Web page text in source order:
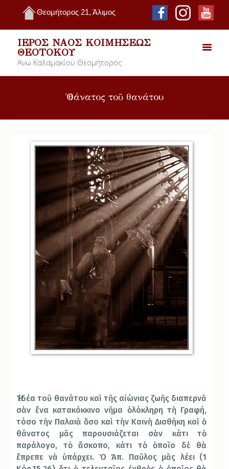
Θεομήτορος 21, Άλιμος
ΙΕΡΌΣ ΝΑΌΣ ΚΟΙΜΉΣΕΩΣ
ΘΕΟΤΌΚΟΥ
Άνω Καλαμακίου Θεομήτορος
Ὁ θάνατος τοῦ θανάτου
Ἡ ἰδέα τοῦ θανάτου καὶ τῆς αἰώνιας ζωῆς διαπερνᾶ
σὰν ἕνα κατακόκκινο νῆμα ὁλόκληρη τὴ Γραφή,
τόσο τὴν Παλαιὰ ὅσο καὶ τὴν Καινὴ Διαθήκη καὶ ὁ
θάνατος μᾶς παρουσιάζεται σὰν κάτι τὸ
παράλογο, τὸ ἄσκοπο, κάτι τὸ ὁποῖο δὲ θὰ
ἔπρεπε νὰ ὑπάρχει. Ὁ Ἀπ. Παῦλος μᾶς λέει (1